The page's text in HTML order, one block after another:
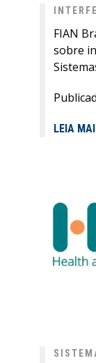
FIAN
sobre
LEIA